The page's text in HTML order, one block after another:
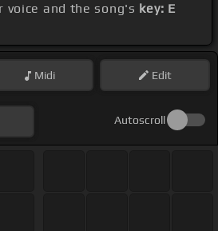
and the song's key: E
Midi Edit
Autoscroll